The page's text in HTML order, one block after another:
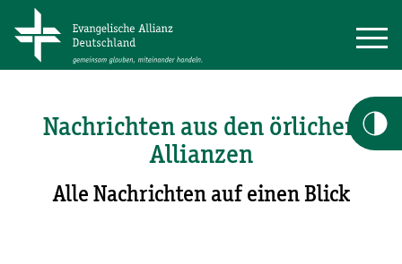
Nachrichten aus den örlichen
Allianzen
Alle Nachrichten auf einen Blick